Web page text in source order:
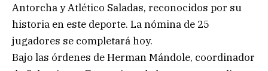
Antorcha y Atlético Saladas, reconocidos por su
historia en este deporte. La nómina de 25
jugadores se completará hoy.
Bajo las órdenes de Herman Mándole, coordinador